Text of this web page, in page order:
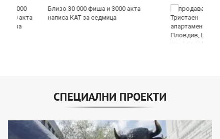
продава, Тристаен апартамент, 91
m2 Пловдив, Център, 179000 EUR
СПЕЦИАЛНИ ПРОЕКТИ